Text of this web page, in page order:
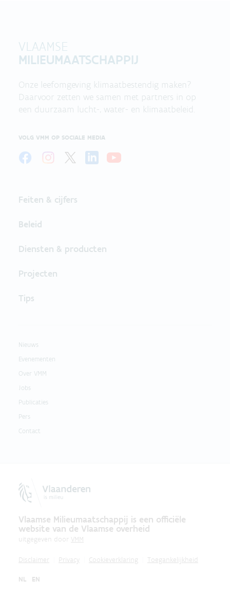
VLAAMSE
MILIEUMAATSCHAPPIJ
Onze leefomgeving klimaatbestendig maken?
Daarvoor zetten we samen met partners in op
een duurzaam lucht-, water- en klimaatbeleid.
VOLG VMM OP SOCIALE MEDIA
Feiten & cijfers
Beleid
Diensten & producten
Projecten
Tips
Nieuws
Evenementen
Over VMM
Jobs
Publicaties
Pers
Contact
Vlaamse Milieumaatschappij is een officiële
website van de Vlaamse overheid
uitgegeven door VMM
Disclaimer Privacy Cookieverklaring Toegankelijkheid
NL EN